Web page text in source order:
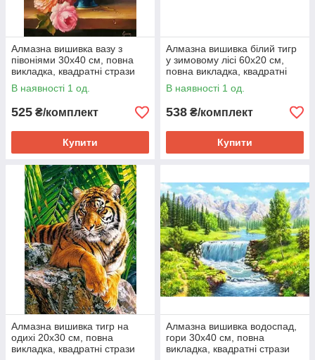
Алмазна вишивка вазу з
півоніями 30х40 см, повна
викладка, квадратні стрази
В наявності 1 од.
525 ₴/комплект
Купити
Алмазна вишивка білий тигр
у зимовому лісі 60х20 см,
повна викладка, квадратні
стрази
В наявності 1 од.
538 ₴/комплект
Купити
Алмазна вишивка тигр на
одихі 20х30 см, повна
викладка, квадратні стрази
Алмазна вишивка водоспад,
гори 30х40 см, повна
викладка, квадратні стрази